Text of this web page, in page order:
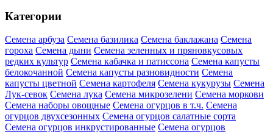
Категории
Семена арбуза Семена базилика Семена баклажана Семена
гороха Семена дыни Семена зеленных и пряновкусовых
редких культур Семена кабачка и патиссона Семена капусты
белокочанной Семена капусты разновидности Семена
капусты цветной Семена картофеля Семена кукурузы Семена
Лук-севок Семена лука Семена микрозелени Семена моркови
Семена наборы овощные Семена огурцов в т.ч. Семена
огурцов двухсезонных Семена огурцов салатные сорта
Семена огурцов инкрустированные Семена огурцов